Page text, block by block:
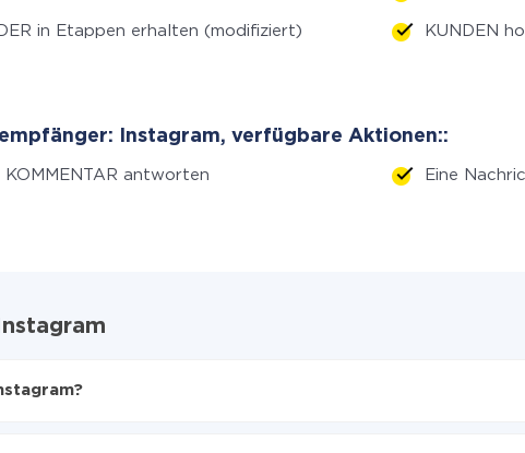
in Etappen erhalten (modifiziert) KUNDEN
Instagram, verfügbare Aktionen::
KOMMENTAR antworten Eine